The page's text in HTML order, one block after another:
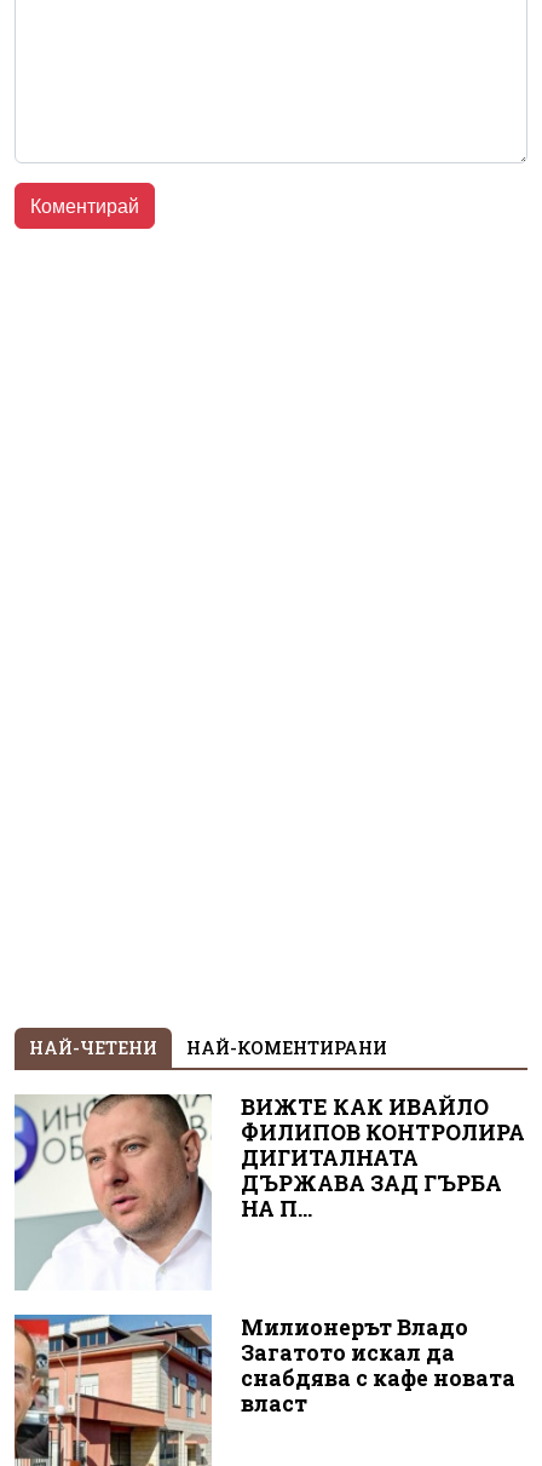
НАЙ-ЧЕТЕНИ НАЙ-КОМЕНТИРАНИ
ВИЖТЕ КАК ИВАЙЛО
ФИЛИПОВ КОНТРОЛИРА
ДИГИТАЛНАТА
ДЪРЖАВА ЗАД ГЪРБА
НА П...
Милионерът Владо
Загатото искал да
снабдява с кафе новата
власт